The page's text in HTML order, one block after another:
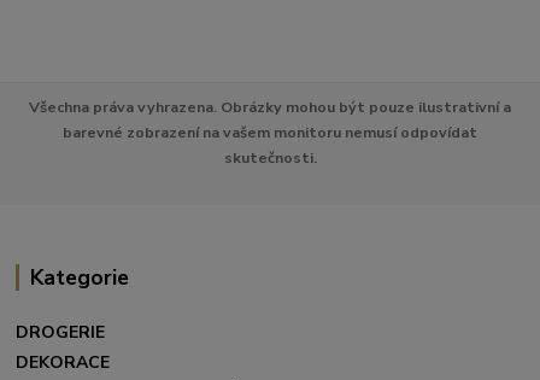
Všechna práva vyhrazena. Obrázky mohou být pouze ilustrativní a
barevné zobrazení na vašem monitoru nemusí odpovídat
skutečnosti.
Kategorie
DROGERIE
DEKORACE